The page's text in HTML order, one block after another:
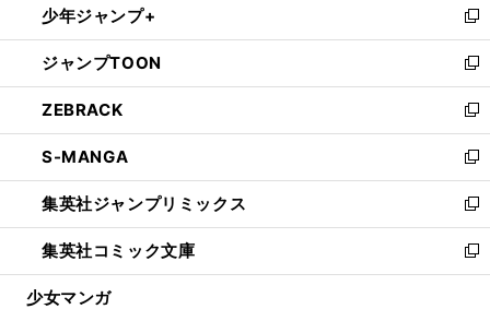
く
で
開
く
ド
ウ
で
開
く
ィ
ン
ド
ウ
で
開
く
い
ウ
ィ
ン
ド
ウ
で
開
く
少年ジャンプ+
新
し
い
ウ
ィ
ン
ド
ウ
で
開
く
ジャンプTOON
新
し
い
ウ
ィ
ン
ド
ウ
で
開
ZEBRACK
新
し
い
ウ
ィ
ン
ド
ウ
S-MANGA
新
し
い
ウ
ィ
ン
集英社ジャンプリミックス
新
し
い
ウ
集英社コミック文庫
新
し
少女マンガ